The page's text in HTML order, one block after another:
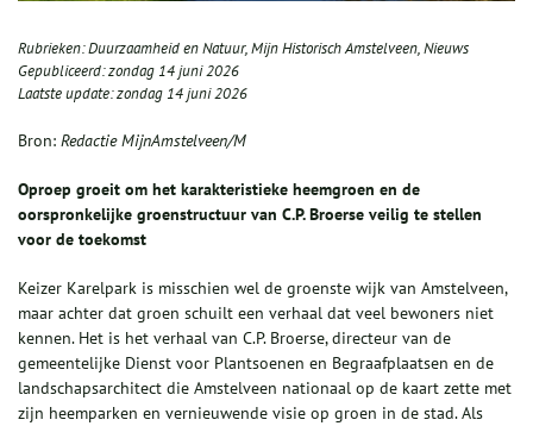
Rubrieken:Duurzaamheid en Natuur,Mijn Historisch Amstelveen,Nieuws
Gepubliceerd:zondag 14 juni 2026
Laatste update:zondag 14 juni 2026
Bron: Redactie MijnAmstelveen/M
Oproep groeit om het karakteristieke heemgroen en de
oorspronkelijke groenstructuur van C.P. Broerse veilig te stellen
voor de toekomst
Keizer Karelpark is misschien wel de groenste wijk van Amstelveen,
maar achter dat groen schuilt een verhaal dat veel bewoners niet
kennen. Het is het verhaal van C.P. Broerse, directeur van de
gemeentelijke Dienst voor Plantsoenen en Begraafplaatsen en de
landschapsarchitect die Amstelveen nationaal op de kaart zette met
zijn heemparken en vernieuwende visie op groen in de stad. Als